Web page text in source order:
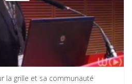
la grille et sa communauté